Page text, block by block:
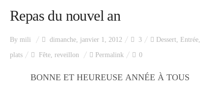
A propos
Index des recettes
Catégories
Repas du nouvel an
By mili dimanche, janvier 1, 2012 3 Dessert, Entrée,
plats Fête, reveillon Permalink 0
BONNE ET HEUREUSE ANNÉE À TOUS